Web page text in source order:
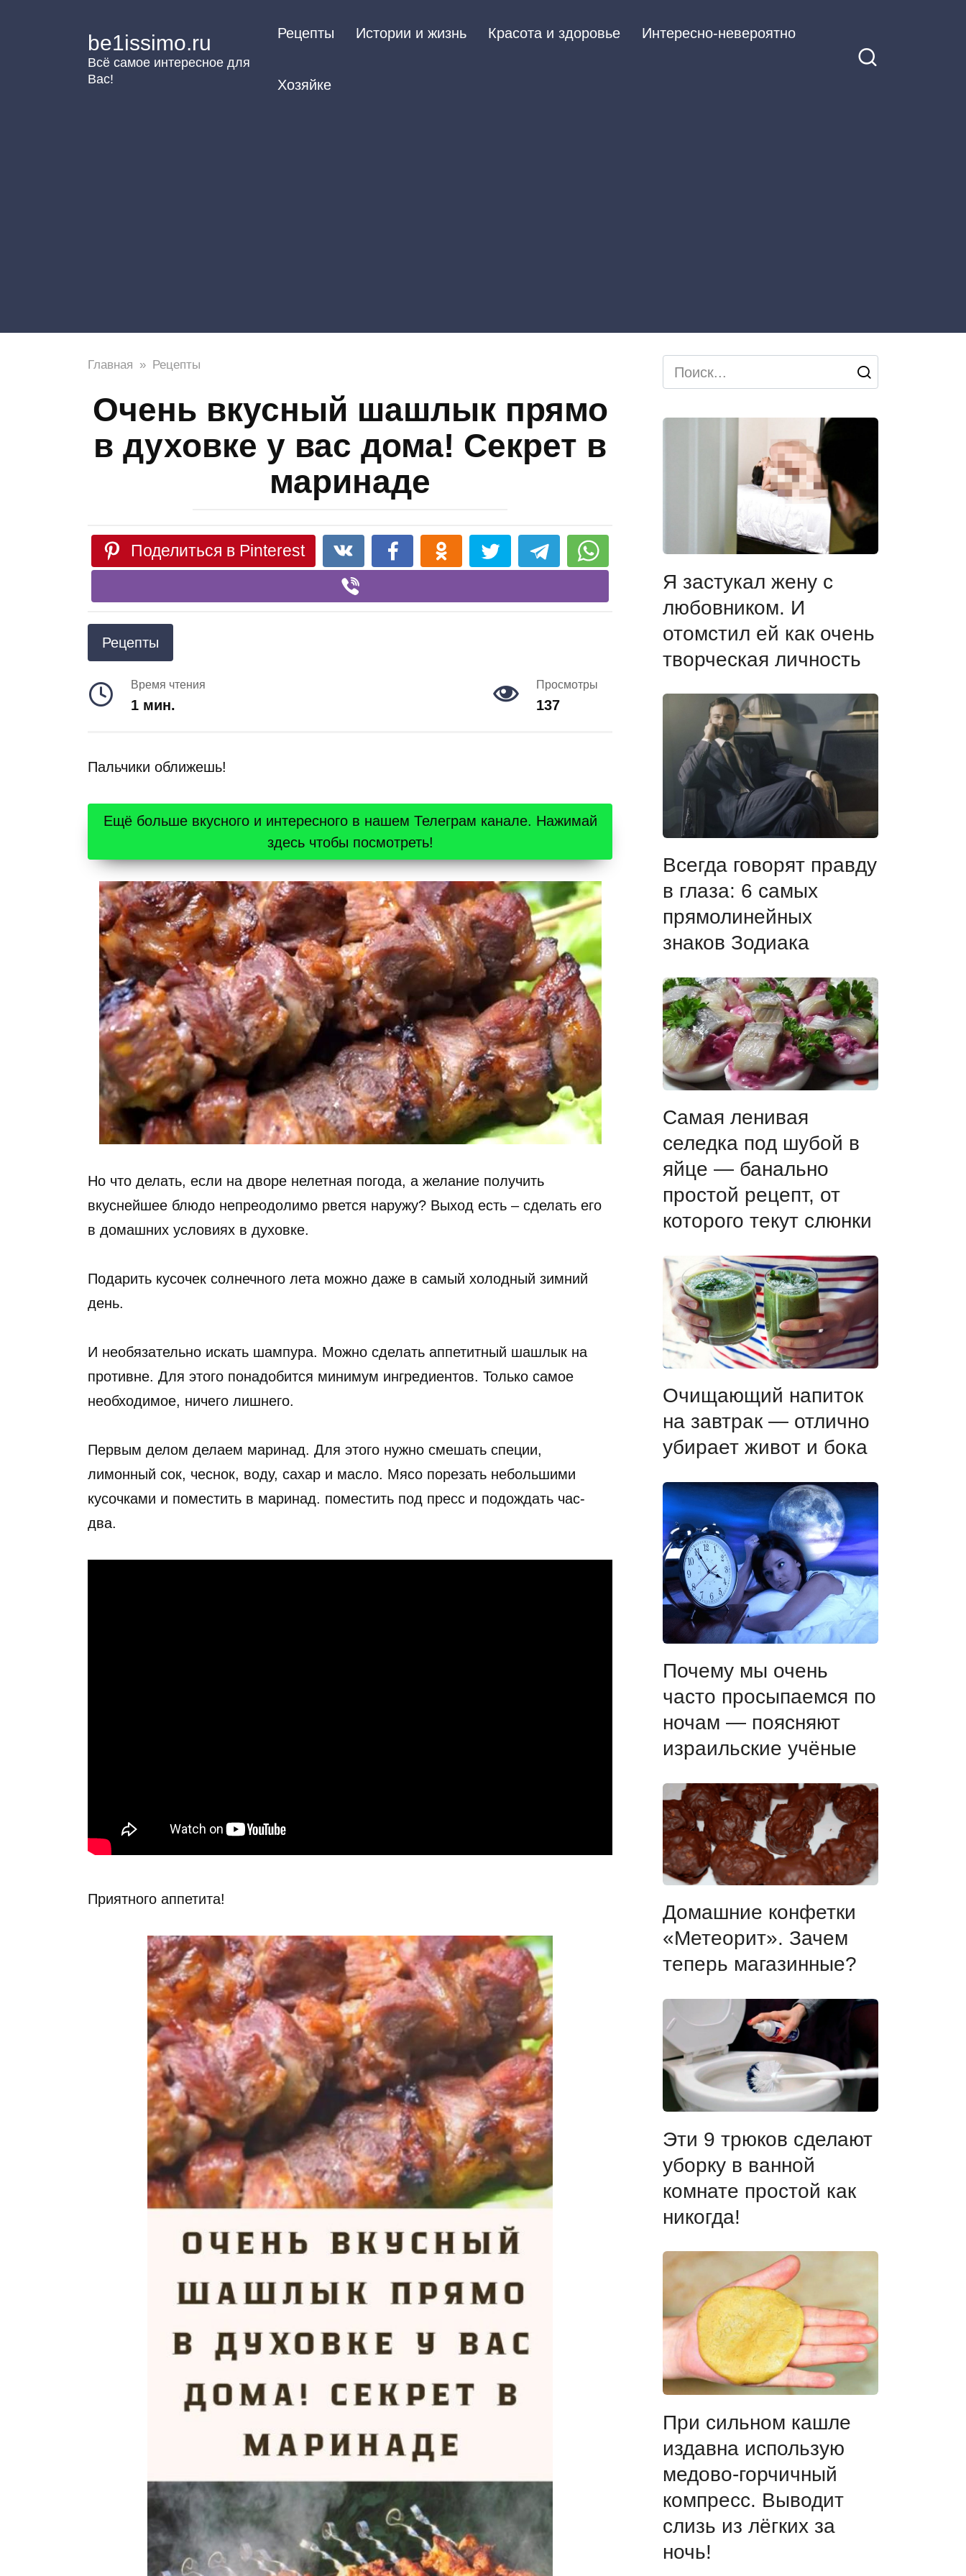
be1issimo.ru
Всё самое интересное для
Вас!
Рецепты Истории и жизнь Красота и здоровье Интересно-невероятно
Хозяйке
Главная » Рецепты
Очень вкусный шашлык прямо
в духовке у вас дома! Секрет в
маринаде
Поделиться в Pinterest
Рецепты
Время чтения
1 мин.
Просмотры
137
Пальчики оближешь!
Ещё больше вкусного и интересного в нашем Телеграм канале. Нажимай
здесь чтобы посмотреть!
Но что делать, если на дворе нелетная погода, а желание получить
вкуснейшее блюдо непреодолимо рвется наружу? Выход есть – сделать его
в домашних условиях в духовке.
Подарить кусочек солнечного лета можно даже в самый холодный зимний
день.
И необязательно искать шампура. Можно сделать аппетитный шашлык на
противне. Для этого понадобится минимум ингредиентов. Только самое
необходимое, ничего лишнего.
Первым делом делаем маринад. Для этого нужно смешать специи,
лимонный сок, чеснок, воду, сахар и масло. Мясо порезать небольшими
кусочками и поместить в маринад. поместить под пресс и подождать час-
два.
Приятного аппетита!
Search
for:
Я застукал жену с
любовником. И
отомстил ей как очень
творческая личность
Всегда говорят правду
в глаза: 6 самых
прямолинейных
знаков Зодиака
Самая ленивая
селедка под шубой в
яйце — банально
простой рецепт, от
которого текут слюнки
Очищающий напиток
на завтрак — отлично
убирает живот и бока
Почему мы очень
часто просыпаемся по
ночам — поясняют
израильские учёные
Домашние конфетки
«Метеорит». Зачем
теперь магазинные?
Эти 9 трюков сделают
уборку в ванной
комнате простой как
никогда!
При сильном кашле
издавна использую
медово-горчичный
компресс. Выводит
слизь из лёгких за
ночь!